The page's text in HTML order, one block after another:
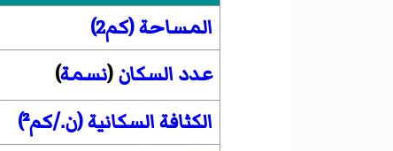
المساحة (كم2)
عدد السكان(نسمة)
الكثافة السكانية (ن./كم²)